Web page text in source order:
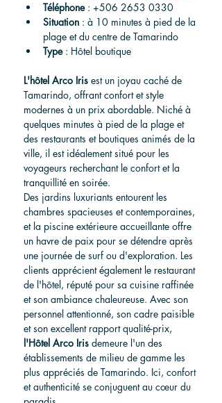
Téléphone : +506 2653 0330
Situation : à 10 minutes à pied de la
plage et du centre de Tamarindo
Type : Hôtel boutique
L'hôtel Arco Iris est un joyau caché de
Tamarindo, offrant confort et style
modernes à un prix abordable. Niché à
quelques minutes à pied de la plage et
des restaurants et boutiques animés de la
ville, il est idéalement situé pour les
voyageurs recherchant le confort et la
tranquillité en soirée.
Des jardins luxuriants entourent les
chambres spacieuses et contemporaines,
et la piscine extérieure accueillante offre
un havre de paix pour se détendre après
une journée de surf ou d'exploration. Les
clients apprécient également le restaurant
de l'hôtel, réputé pour sa cuisine raffinée
et son ambiance chaleureuse. Avec son
personnel attentionné, son cadre paisible
et son excellent rapport qualité-prix,
l'Hôtel Arco Iris demeure l'un des
établissements de milieu de gamme les
plus appréciés de Tamarindo. Ici, confort
et authenticité se conjuguent au cœur du